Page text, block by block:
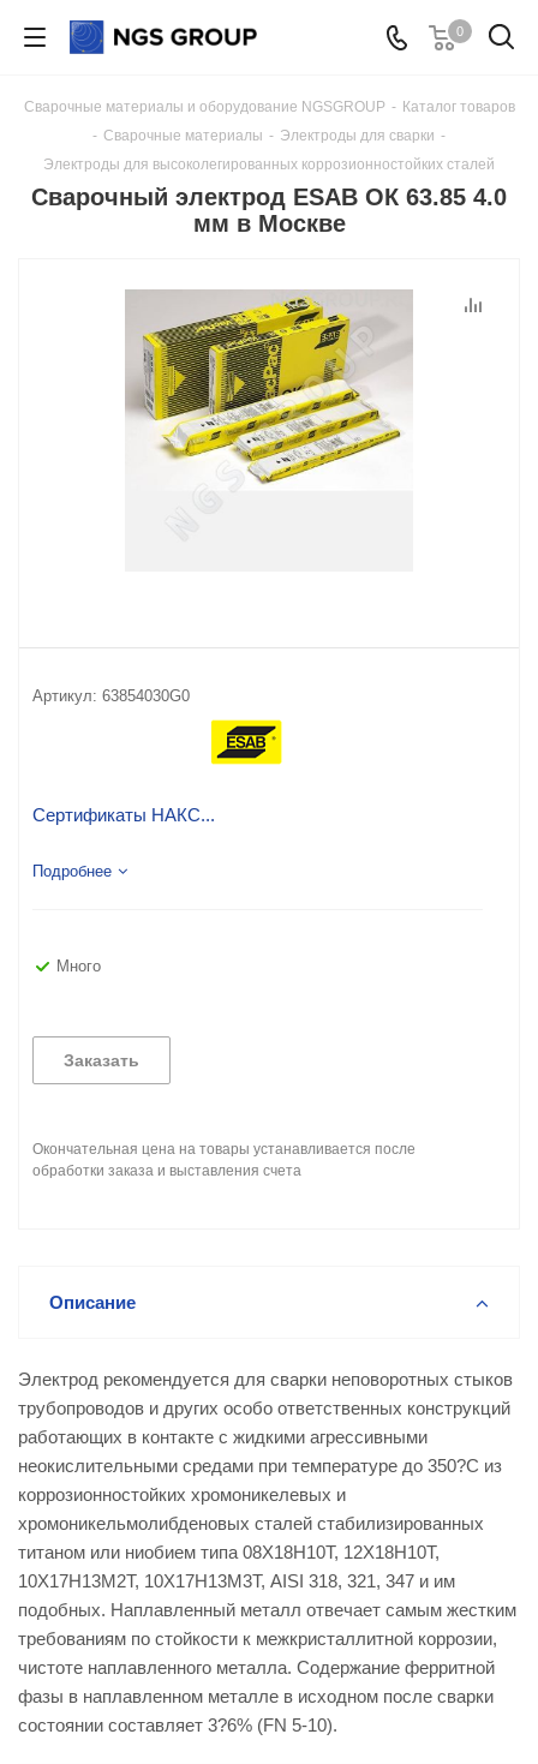
0
Сварочные материалы и оборудование NGSGROUP - Каталог товаров
- Сварочные материалы - Электроды для сварки -
Электроды для высоколегированных коррозионностойких сталей
Сварочный электрод ESAB ОК 63.85 4.0
мм в Москве
Артикул: 63854030G0
Сертификаты НАКС...
Подробнее
Много
Заказать
Окончательная цена на товары устанавливается после
обработки заказа и выставления счета
Описание
Электрод рекомендуется для сварки неповоротных стыков
трубопроводов и других особо ответственных конструкций
работающих в контакте с жидкими агрессивными
неокислительными средами при температуре до 350?С из
коррозионностойких хромоникелевых и
хромоникельмолибденовых сталей стабилизированных
титаном или ниобием типа 08Х18Н10Т, 12Х18Н10Т,
10Х17Н13М2Т, 10Х17Н13М3Т, AISI 318, 321, 347 и им
подобных. Наплавленный металл отвечает самым жестким
требованиям по стойкости к межкристаллитной коррозии,
чистоте наплавленного металла. Содержание ферритной
фазы в наплавленном металле в исходном после сварки
состоянии составляет 3?6% (FN 5-10).